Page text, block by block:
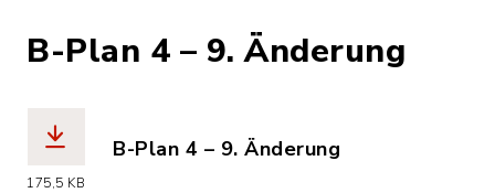
B-Plan 4 – 9. Änderung
175,5 KB
B-Plan 4 – 9. Änderung